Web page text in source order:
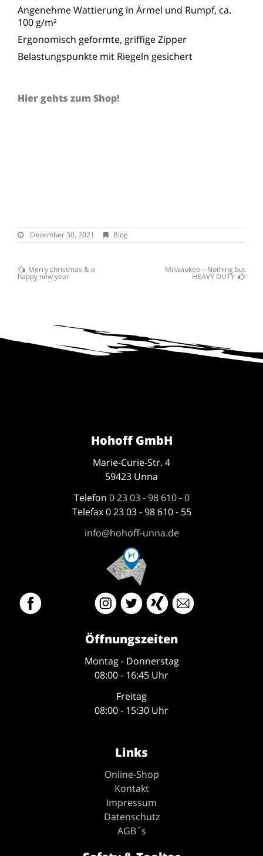
Angenehme Wattierung in Ärmel und Rumpf, ca.
100 g/m²
Ergonomisch geformte, griffige Zipper
Belastungspunkte mit Riegeln gesichert
Hier gehts zum Shop!
Dezember 30, 2021
Dezember
30,
Blog
Post
Milwaukee – Nothing but
HEAVY DUTY Next
Previous
Post
Merry christmas & a
happy new year
Hohoff GmbH
Marie-Curie-Str. 4
59423 Unna
Telefon 0 23 03 - 98 610 - 0
Telefax 0 23 03 - 98 610 - 55
info@hohoff-unna.de
Öffnungszeiten
Montag - Donnerstag
08:00 - 16:45 Uhr
Freitag
08:00 - 15:30 Uhr
Links
Online-Shop
Kontakt
Impressum
Datenschutz
AGB´s